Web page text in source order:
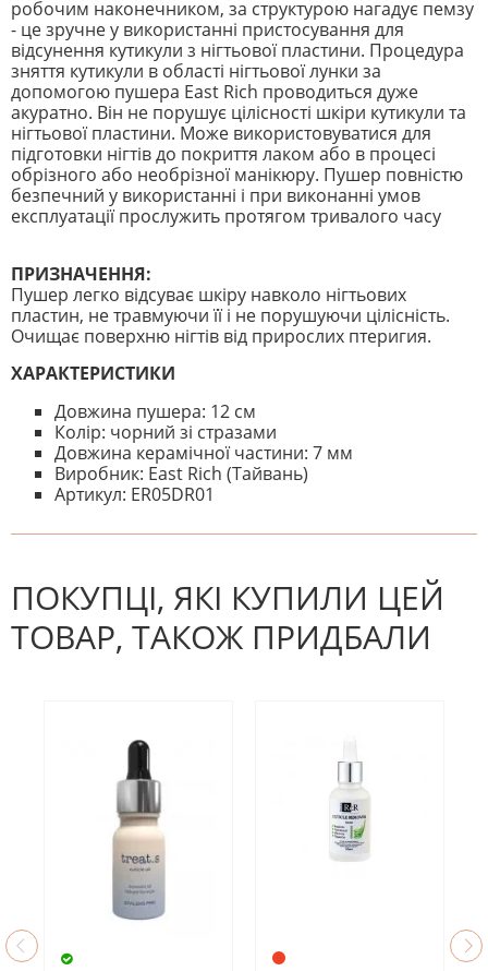
робочим наконечником, за структурою нагадує пемзу
- це зручне у використанні пристосування для
відсунення кутикули з нігтьової пластини. Процедура
зняття кутикули в області нігтьової лунки за
допомогою пушера East Rich проводиться дуже
акуратно. Він не порушує цілісності шкіри кутикули та
нігтьової пластини. Може використовуватися для
підготовки нігтів до покриття лаком або в процесі
обрізного або необрізної манікюру. Пушер повністю
безпечний у використанні і при виконанні умов
експлуатації прослужить протягом тривалого часу
ПРИЗНАЧЕННЯ:
Пушер легко відсуває шкіру навколо нігтьових
пластин, не травмуючи її і не порушуючи цілісність.
Очищає поверхню нігтів від прирослих птеригия.
ХАРАКТЕРИСТИКИ
Довжина пушера: 12 cм
Колір: чорний зі стразами
Довжина керамічної частини: 7 мм
Виробник: East Rich (Тайвань)
Артикул: ER05DR01
На даний час немає відгуків. Ви
ПОКУПЦІ, ЯКІ КУПИЛИ ЦЕЙ
ТОВАР, ТАКОЖ ПРИДБАЛИ